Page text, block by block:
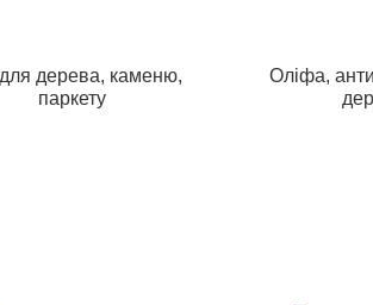
дерева, каменю,
паркету
Оліфа,